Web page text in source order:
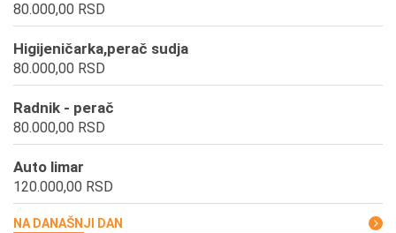
80.000,00 RSD
Higijeničarka,perač sudja
80.000,00 RSD
Radnik - perač
80.000,00 RSD
Auto limar
120.000,00 RSD
NA DANAŠNJI DAN